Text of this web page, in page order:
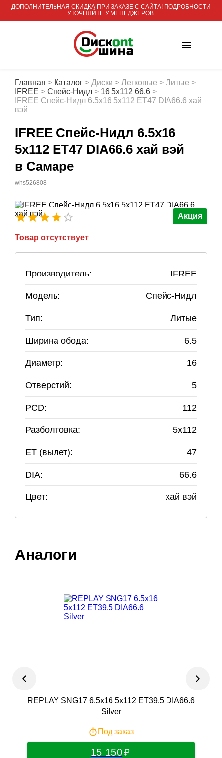
ДОПОЛНИТЕЛЬНАЯ СКИДКА ПРИ ЗАКАЗЕ С САЙТА! ПОДРОБНОСТИ
УТОЧНЯЙТЕ У МЕНЕДЖЕРОВ.
Главная > Каталог > Диски > Легковые > Литые >
IFREE > Спейс-Нидл > 16 5x112 66.6 >
IFREE Спейс-Нидл 6.5x16 5x112 ET47 DIA66.6 хай
вэй
IFREE Спейс-Нидл 6.5x16
5x112 ET47 DIA66.6 хай вэй
в Самаре
whs526808
Акция
Товар отсутствует
Производитель: IFREE
Модель: Спейс-Нидл
Тип: Литые
Ширина обода: 6.5
Диаметр: 16
Отверстий: 5
PCD: 112
Разболтовка: 5x112
ET (вылет): 47
DIA: 66.6
Цвет: хай вэй
Аналоги
REPLAY SNG17 6.5x16 5x112 ET39.5 DIA66.6
Silver
Под заказ
15 150